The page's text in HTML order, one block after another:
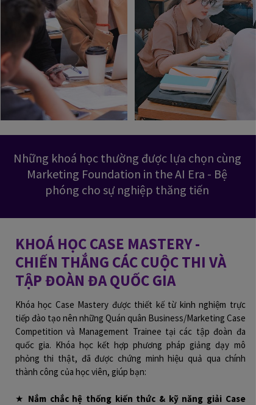
Những khoá học thường được lựa chọn cùng
Marketing Foundation in the AI Era - Bệ
phóng cho sự nghiệp thăng tiến
KHOÁ HỌC CASE MASTERY -
CHIẾN THẮNG CÁC CUỘC THI VÀ
TẬP ĐOÀN ĐA QUỐC GIA
Khóa học Case Mastery được thiết kế từ kinh nghiệm trực
tiếp đào tạo nên những Quán quân Business/Marketing Case
Competition và Management Trainee tại các tập đoàn đa
quốc gia. Khóa học kết hợp phương pháp giảng dạy mô
phỏng thi thật, đã được chứng minh hiệu quả qua chính
thành công của học viên, giúp bạn:
★ Nắm chắc hệ thống kiến thức & kỹ năng giải Case